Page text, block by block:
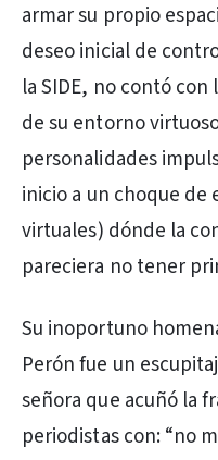
armar su propio
deseo inicial de
la SIDE, no contó
de su entorno
personalidades
inicio a un choque
virtuales) dónde la
pareciera no tener
Su inoportuno
Perón fue un
señora que acuñó la
periodistas con: “no